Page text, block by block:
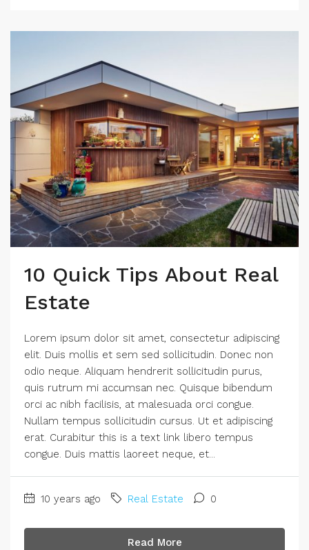
10 Quick Tips About Real
Estate
Lorem ipsum dolor sit amet, consectetur adipiscing
elit. Duis mollis et sem sed sollicitudin. Donec non
odio neque. Aliquam hendrerit sollicitudin purus,
quis rutrum mi accumsan nec. Quisque bibendum
orci ac nibh facilisis, at malesuada orci congue.
Nullam tempus sollicitudin cursus. Ut et adipiscing
erat. Curabitur this is a text link libero tempus
congue. Duis mattis laoreet neque, et...
10 years ago Real Estate 0
Read More